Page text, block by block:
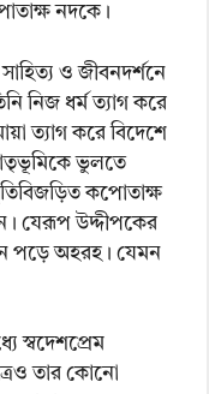
নদকে।
ও জীবনদর্শনে
নিজ ধর্ম ত্যাগ করে
ত্যাগ করে বিদেশে
ভুলতে
কপোতাক্ষ
যেরূপ উদ্দীপকের
পড়ে অহরহ। যেমন
স্বদেশপ্রেম
তার কোনো